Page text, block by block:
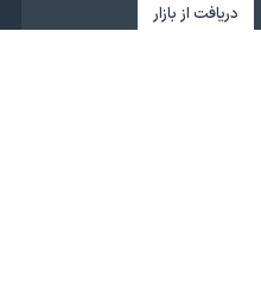
دریافت از بازار